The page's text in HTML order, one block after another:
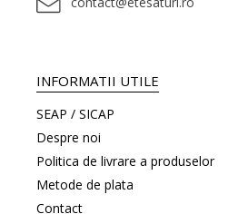
INFORMATII UTILE
SEAP / SICAP
Despre noi
Politica de livrare a produselor
Metode de plata
Contact